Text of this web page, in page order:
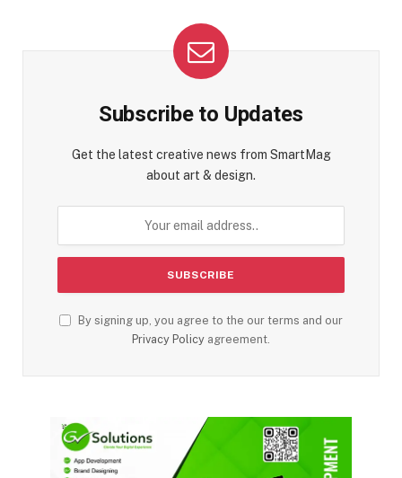
Subscribe to Updates
Get the latest creative news from SmartMag
about art & design.
By signing up, you agree to the our terms and our
Privacy Policy agreement.